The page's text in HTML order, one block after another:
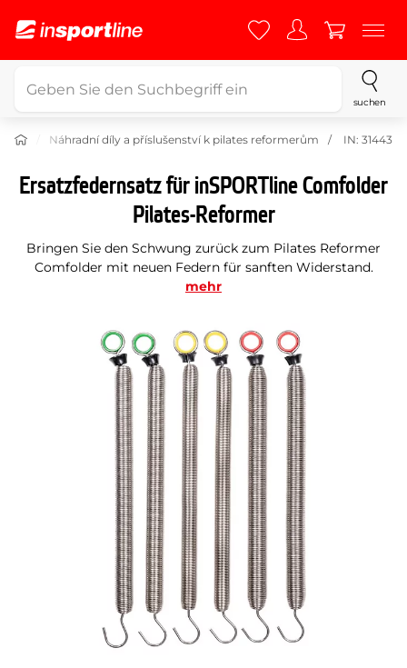
suchen
Náhradní díly a příslušenství k pilates reformerům IN: 31443
Ersatzfedernsatz für inSPORTline Comfolder
Pilates-Reformer
Bringen Sie den Schwung zurück zum Pilates Reformer
Comfolder mit neuen Federn für sanften Widerstand.
mehr